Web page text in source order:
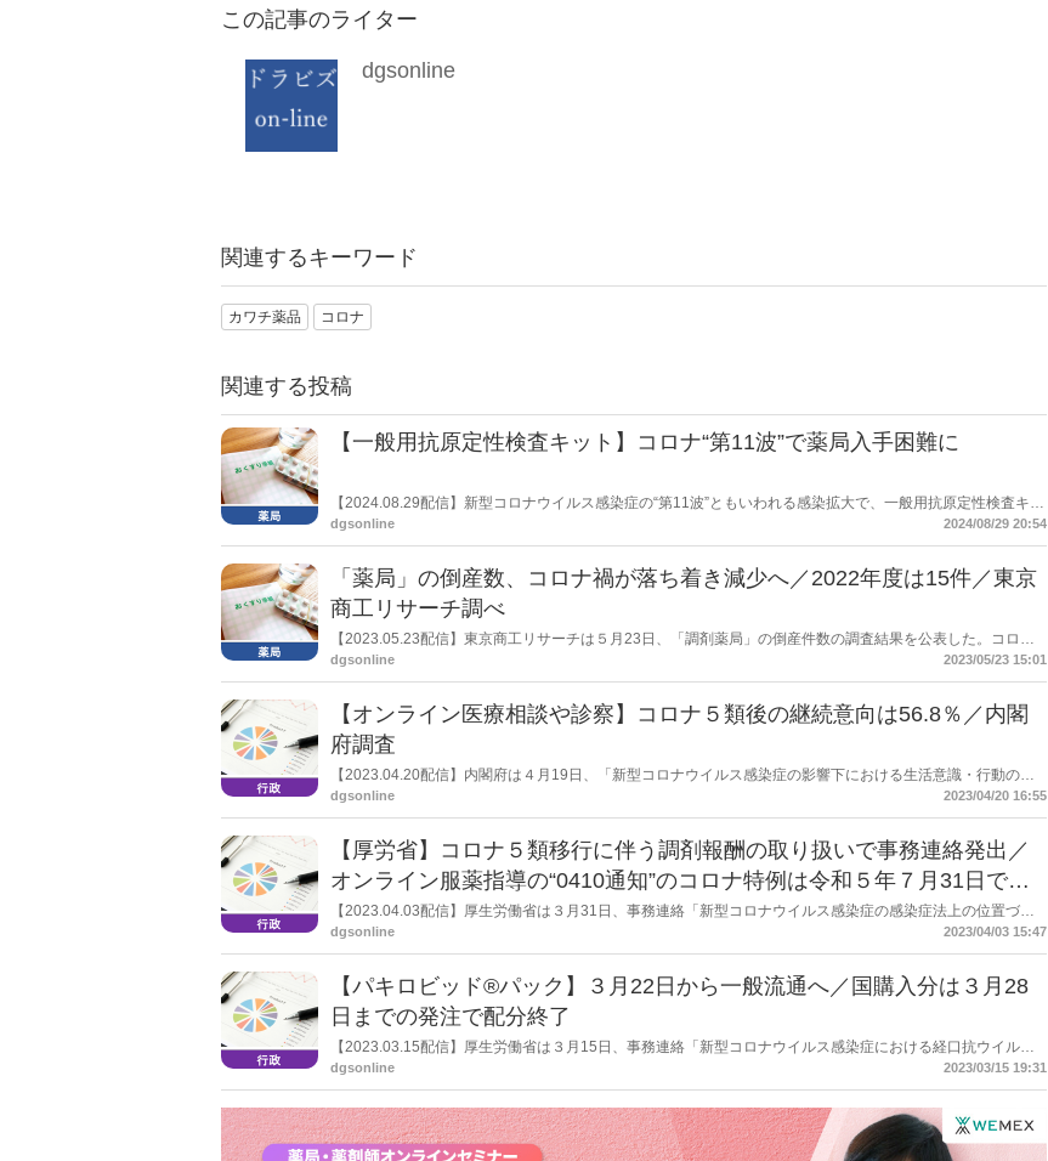
この記事のライター
dgsonline
関連するキーワード
カワチ薬品 コロナ
関連する投稿
【一般用抗原定性検査キット】コロナ“第11波”で薬局入手困難に
【2024.08.29配信】新型コロナウイルス感染症の“第11波”ともいわれる感染拡大で、一般用抗原定性検査キッ
トが不足している。日本薬剤師会は厚生労働省に対し、不足解消に向けた措置を要望した。
dgsonline 2024/08/29 20:54
「薬局」の倒産数、コロナ禍が落ち着き減少へ／2022年度は15件／東京
商工リサーチ調べ
【2023.05.23配信】東京商工リサーチは５月23日、「調剤薬局」の倒産件数の調査結果を公表した。コロナ
禍で過去最多となる23件を記録した2021年度からは減少し2022年度は15件だった。同社は「今後はオンライ
dgsonline 2023/05/23 15:01
【オンライン医療相談や診察】コロナ５類後の継続意向は56.8％／内閣
府調査
【2023.04.20配信】内閣府は４月19日、「新型コロナウイルス感染症の影響下における生活意識・行動の変
化に関する調査」を公表した。これまでにも公表しているもので前回は2022年7月22日の公表。今回は「オン
dgsonline 2023/04/20 16:55
【厚労省】コロナ５類移行に伴う調剤報酬の取り扱いで事務連絡発出／
オンライン服薬指導の“0410通知”のコロナ特例は令和５年７月31日で終
了
【2023.04.03配信】厚生労働省は３月31日、事務連絡「新型コロナウイルス感染症の感染症法上の位置づけ
の変更に伴う新型コロナウイルス感染症に係る診療報酬上の臨時的な取扱いについて」を発出した。調剤報酬
いても「在宅患者緊急訪問薬剤管理指導料１」が算定できる内容。加えて、オンライン服薬指導については、
いわゆる“0410通知”の特例を令和５年７月 31 日をもって終了するとした。
dgsonline 2023/04/03 15:47
【パキロビッド®パック】３月22日から一般流通へ／国購入分は３月28
日までの発注で配分終了
【2023.03.15配信】厚生労働省は３月15日、事務連絡「新型コロナウイルス感染症における経口抗ウイルス
薬（パキロビッド®パック）の薬価収載に伴う医療機関及び薬局への配分等について（その２）（周知）」を
dgsonline 2023/03/15 19:31